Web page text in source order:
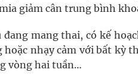
giảm cân trung bình
mang thai, có kế
hoặc nhạy cảm với bất kỳ
vòng hai tuần…